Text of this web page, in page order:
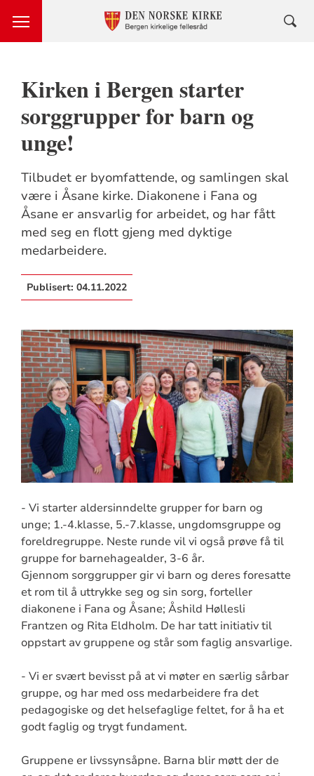
Kirken i Bergen starter
sorggrupper for barn og
unge!
Tilbudet er byomfattende, og samlingen skal
være i Åsane kirke. Diakonene i Fana og
Åsane er ansvarlig for arbeidet, og har fått
med seg en flott gjeng med dyktige
medarbeidere.
Publisert: 04.11.2022
- Vi starter aldersinndelte grupper for barn og
unge; 1.-4.klasse, 5.-7.klasse, ungdomsgruppe og
foreldregruppe. Neste runde vil vi også prøve få til
gruppe for barnehagealder, 3-6 år.
Gjennom sorggrupper gir vi barn og deres foresatte
et rom til å uttrykke seg og sin sorg, forteller
diakonene i Fana og Åsane; Åshild Høllesli
Frantzen og Rita Eldholm. De har tatt initiativ til
oppstart av gruppene og står som faglig ansvarlige.
- Vi er svært bevisst på at vi møter en særlig sårbar
gruppe, og har med oss medarbeidere fra det
pedagogiske og det helsefaglige feltet, for å ha et
godt faglig og trygt fundament.
Gruppene er livssynsåpne. Barna blir møtt der de